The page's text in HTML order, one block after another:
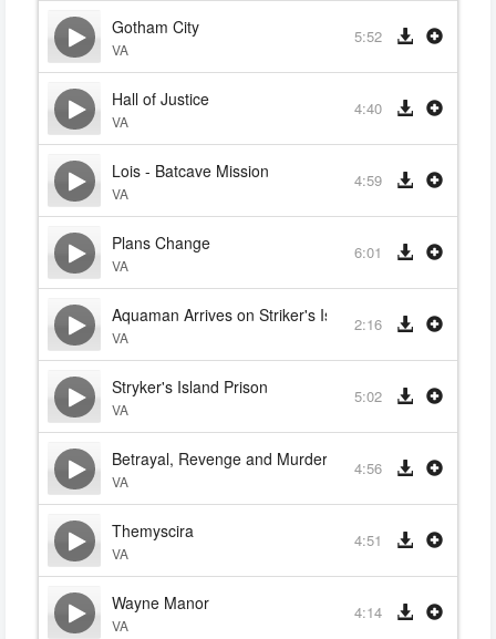
Gotham City
VA
5:52
Hall of Justice
VA
4:40
Lois - Batcave Mission
VA
4:59
Plans Change
VA
6:01
Aquaman Arrives on Striker's Island
VA
2:16
Stryker's Island Prison
VA
5:02
Betrayal, Revenge and Murder
VA
4:56
Themyscira
VA
4:51
Wayne Manor
VA
4:14